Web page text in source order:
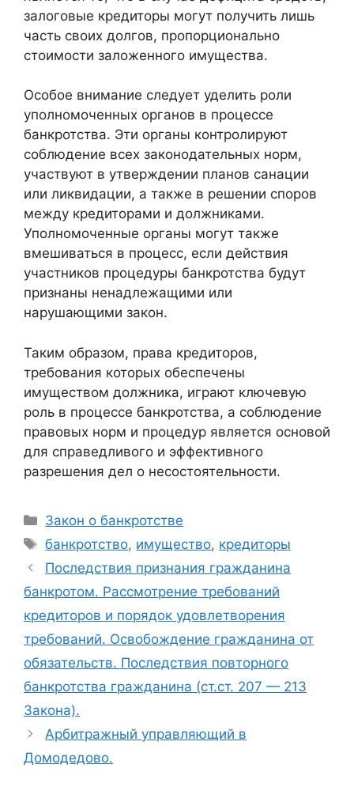
залоговые кредиторы могут получить лишь
часть своих долгов, пропорционально
стоимости заложенного имущества.
Особое внимание следует уделить роли
уполномоченных органов в процессе
банкротства. Эти органы контролируют
соблюдение всех законодательных норм,
участвуют в утверждении планов санации
или ликвидации, а также в решении споров
между кредиторами и должниками.
Уполномоченные органы могут также
вмешиваться в процесс, если действия
участников процедуры банкротства будут
признаны ненадлежащими или
нарушающими закон.
Таким образом, права кредиторов,
требования которых обеспечены
имуществом должника, играют ключевую
роль в процессе банкротства, а соблюдение
правовых норм и процедур является основой
для справедливого и эффективного
разрешения дел о несостоятельности.
Рубрики
Закон о банкротстве
Метки
банкротство, имущество, кредиторы
Последствия признания гражданина
банкротом. Рассмотрение требований
кредиторов и порядок удовлетворения
требований. Освобождение гражданина от
обязательств. Последствия повторного
банкротства гражданина (ст.ст. 207 — 213
Закона).
Арбитражный управляющий в
Домодедово.